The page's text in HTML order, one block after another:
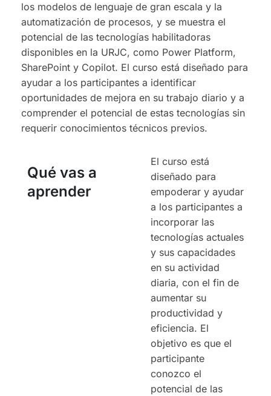
los modelos de lenguaje de gran escala y la
automatización de procesos, y se muestra el
potencial de las tecnologías habilitadoras
disponibles en la URJC, como Power Platform,
SharePoint y Copilot. El curso está diseñado para
ayudar a los participantes a identificar
oportunidades de mejora en su trabajo diario y a
comprender el potencial de estas tecnologías sin
requerir conocimientos técnicos previos.
Qué vas a
aprender
El curso está
diseñado para
empoderar y ayudar
a los participantes a
incorporar las
tecnologías actuales
y sus capacidades
en su actividad
diaria, con el fin de
aumentar su
productividad y
eficiencia. El
objetivo es que el
participante
conozco el
potencial de las